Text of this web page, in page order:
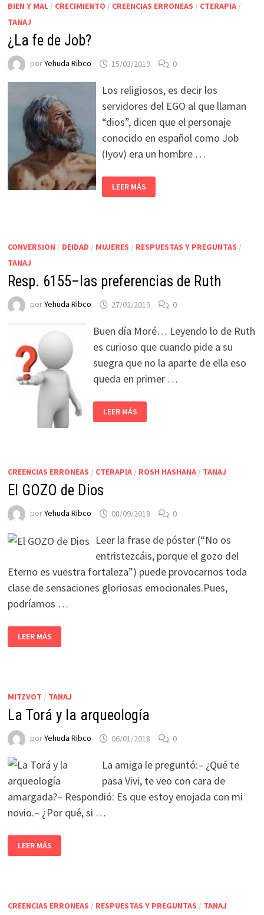
BIEN Y MAL/ CRECIMIENTO / CREENCIAS ERRONEAS / CTERAPIA/
TANAJ
¿La fe de Job?
porYehuda Ribco 15/03/2019 0
Los religiosos, es decir los
servidores del EGO al que llaman
“dios”, dicen que el personaje
conocido en español como Job
(Iyov) era un hombre …
LEER MÁS
CONVERSION / DEIDAD / MUJERES / RESPUESTAS Y PREGUNTAS /
TANAJ
Resp. 6155–las preferencias de Ruth
porYehuda Ribco 27/02/2019 0
Buen día Moré… Leyendo lo de Ruth
es curioso que cuando pide a su
suegra que no la aparte de ella eso
queda en primer …
LEER MÁS
CREENCIAS ERRONEAS / CTERAPIA/ ROSH HASHANA/ TANAJ
El GOZO de Dios
porYehuda Ribco 08/09/2018 0
Leer la frase de póster (“No os
entristezcáis, porque el gozo del
Eterno es vuestra fortaleza”) puede provocarnos toda
clase de sensaciones gloriosas emocionales.Pues,
podríamos …
LEER MÁS
MITZVOT / TANAJ
La Torá y la arqueología
porYehuda Ribco 06/01/2018 0
La amiga le preguntó:– ¿Qué te
pasa Vivi, te veo con cara de
amargada?– Respondió: Es que estoy enojada con mi
novio.– ¿Por qué, si …
LEER MÁS
CREENCIAS ERRONEAS / RESPUESTAS Y PREGUNTAS / TANAJ